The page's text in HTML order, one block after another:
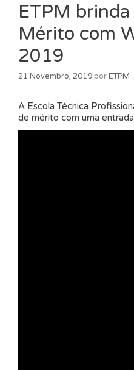
ETPM
Mérito com
2019
21 Novembro, 2019 porETPM
A Escola Técnica
de mérito com uma